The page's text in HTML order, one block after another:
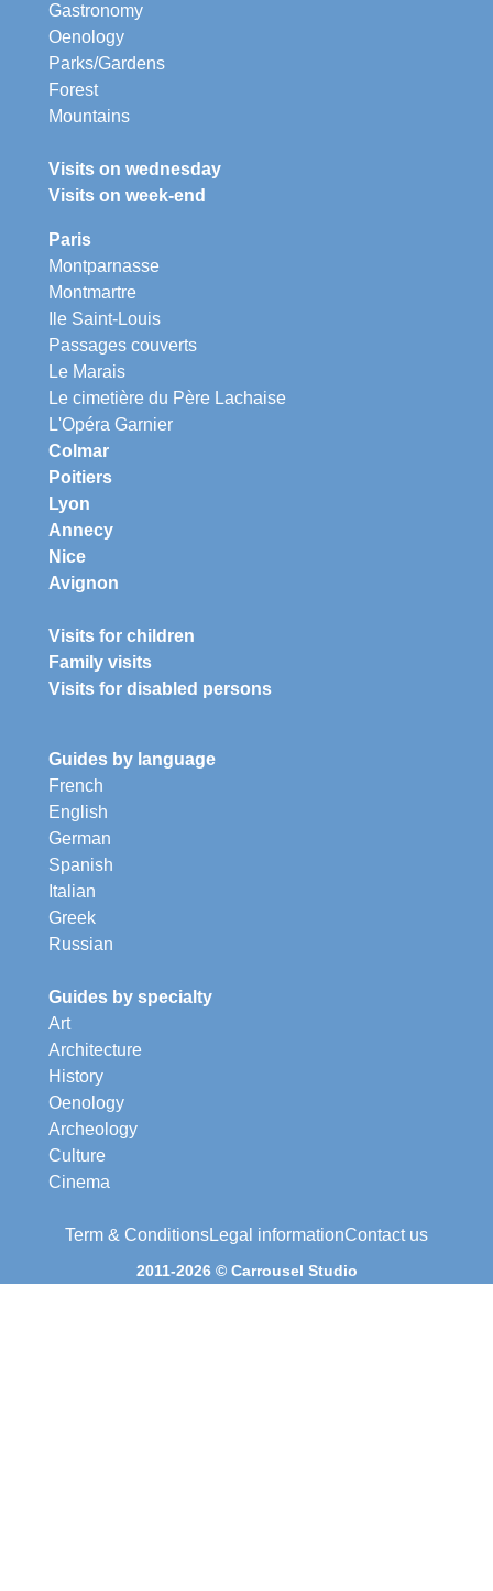
Gastronomy
Oenology
Parks/Gardens
Forest
Mountains
Visits on wednesday
Visits on week-end
Paris
Montparnasse
Montmartre
Ile Saint-Louis
Passages couverts
Le Marais
Le cimetière du Père Lachaise
L'Opéra Garnier
Colmar
Poitiers
Lyon
Annecy
Nice
Avignon
Visits for children
Family visits
Visits for disabled persons
Guides by language
French
English
German
Spanish
Italian
Greek
Russian
Guides by specialty
Art
Architecture
History
Oenology
Archeology
Culture
Cinema
Term & ConditionsLegal informationContact us
2011-2026 © Carrousel Studio